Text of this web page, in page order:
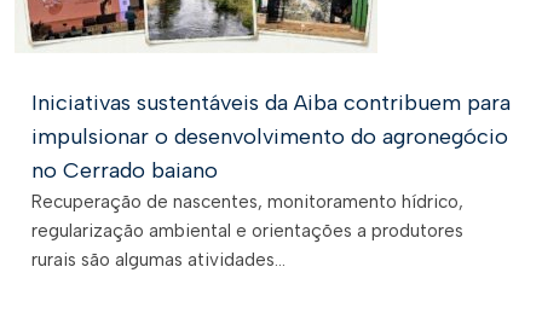
Iniciativas sustentáveis da Aiba contribuem para
impulsionar o desenvolvimento do agronegócio
no Cerrado baiano
Recuperação de nascentes, monitoramento hídrico,
regularização ambiental e orientações a produtores
rurais são algumas atividades...